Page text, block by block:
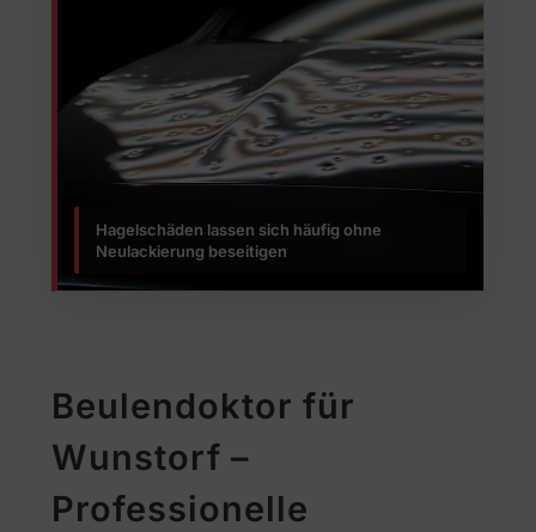
Hagelschäden lassen sich häufig ohne
Neulackierung beseitigen
Beulendoktor für
Wunstorf –
Professionelle